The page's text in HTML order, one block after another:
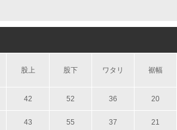
股上 股下 ワタリ 裾幅
42 52 36 20
43 55 37 21